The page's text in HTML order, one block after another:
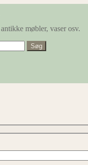
møbler, vaser osv.
Søg